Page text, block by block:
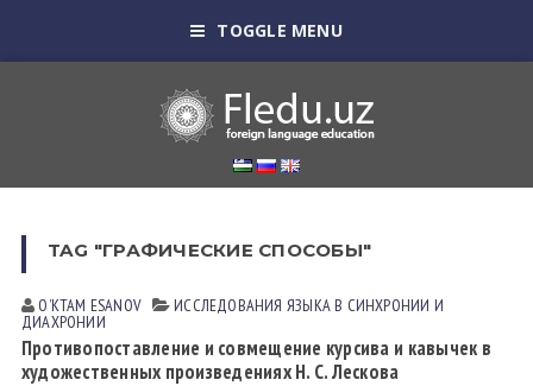
TOGGLE MENU
TAG "ГРАФИЧЕСКИЕ СПОСОБЫ"
OʼKTAM ESАNOV ИССЛЕДОВАНИЯ ЯЗЫКА В СИНХРОНИИ И
ДИАХРОНИИ
Противопоставление и совмещение курсива и кавычек в
художественных произведениях Н. С. Лескова